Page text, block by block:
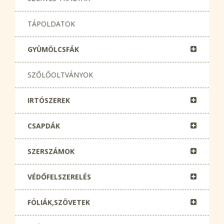
TÁPOLDATOK
GYÜMÖLCSFÁK
SZŐLŐOLTVÁNYOK
IRTÓSZEREK
CSAPDÁK
SZERSZÁMOK
VÉDŐFELSZERELÉS
FÓLIÁK,SZÖVETEK